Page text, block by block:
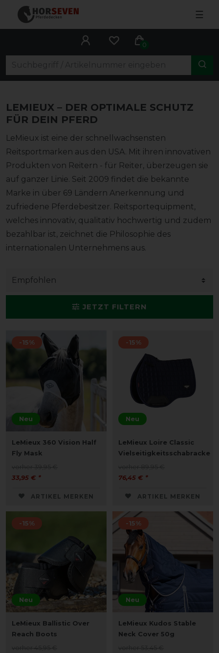
☰
0
LEMIEUX – DER OPTIMALE SCHUTZ
FÜR DEIN PFERD
LeMieux ist eine der schnellwachsensten
Reitsportmarken aus den USA. Mit ihren innovativen
Produkten von Reitern - für Reiter, überzeugen sie
auf ganzer Linie. Seit 2009 findet die bekannte
Marke in über 69 Ländern Anerkennung und
zufriedene Pferdebesitzer. Reitsportequipment,
welches innovativ, qualitativ hochwertig und zudem
bezahlbar ist, zeichnet die Philosophie des
internationalen Unternehmens aus.
JETZT FILTERN
Neu
-15%
LeMieux 360 Vision Half
Fly Mask
33,95 € *
ARTIKEL MERKEN
Neu
-15%
LeMieux Loire Classic
Vielseitigkeitsschabracke
76,45 € *
ARTIKEL MERKEN
Neu
-15%
LeMieux Ballistic Over
Reach Boots
Neu
-15%
LeMieux Kudos Stable
Neck Cover 50g